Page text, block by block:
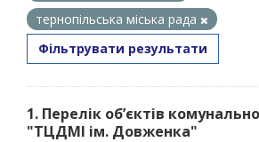
тернопільська міська рада
Фільтрувати результати
1. Перелік об’єктів
"ТЦДМІ ім. Довженка"